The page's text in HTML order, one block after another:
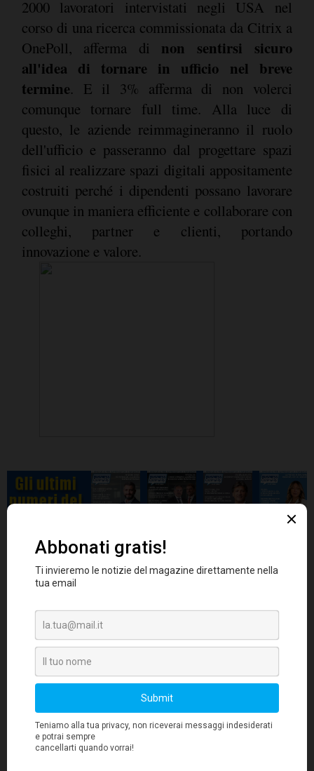
2000 lavoratori intervistati negli USA nel
corso di una ricerca commissionata da Citrix a
OnePoll, afferma di non sentirsi sicuro
all'idea di tornare in ufficio nel breve
termine. E il 3% afferma di non volerci
comunque tornare full time. Alla luce di
questo, le aziende reimmagineranno il ruolo
dell'ufficio e passeranno dal progettare spazi
fisici al realizzare spazi digitali appositamente
costruiti perché i dipendenti possano lavorare
ovunque in maniera efficiente e collaborare con
colleghi, partner e clienti, portando
innovazione e valore.
In passato, se si voleva fare carriera, era
necessario trasferirsi in una grande città e
continuare a viverci. Ma con la tendenza del
lavoro a diventare virtuale,
vive è diventato meno importante per fare
carriera e trovare nuove opportunità.